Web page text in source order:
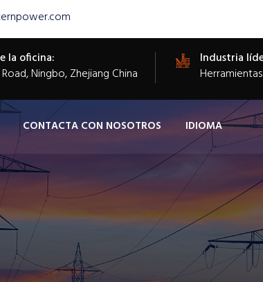
la oficina:
Ningbo, Zhejiang China
Industria
CONTACTA CON NOSOTROS IDIOMA